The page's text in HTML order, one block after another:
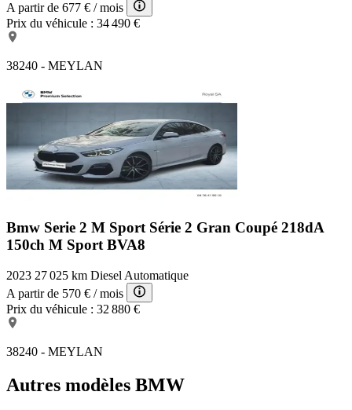
A partir de 677 € / mois
Prix du véhicule : 34 490 €
38240 - MEYLAN
Bmw Serie 2 M Sport Série 2 Gran Coupé 218dA
150ch M Sport BVA8
2023 27 025 km Diesel Automatique
A partir de 570 € / mois
Prix du véhicule : 32 880 €
38240 - MEYLAN
Autres modèles BMW